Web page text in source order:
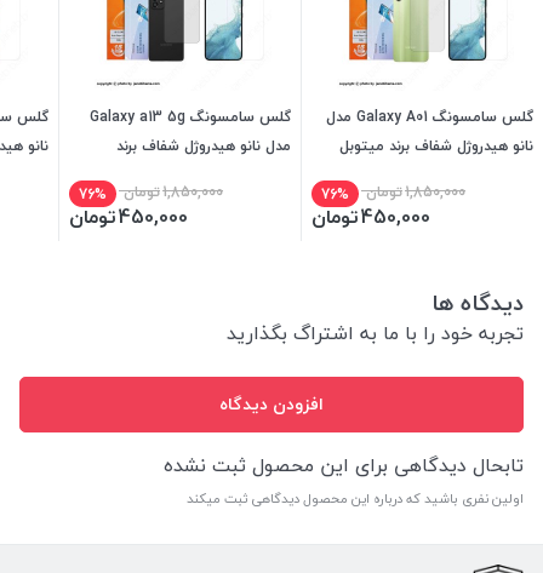
گلس سامسونگ Galaxy A01 مدل
نانو هیدروژل شفاف برند میتوبل
1,850,000تومان 76%
450,000تومان
گلس سامسونگ Galaxy a13 5g
مدل نانو هیدروژل شفاف برند
1,850,000تومان 76%
450,000تومان
نانو
دیدگاه ها
تجربه خود را با ما به اشتراگ بگذارید
افزودن دیدگاه
تابحال دیدگاهی برای این محصول ثبت نشده
اولین نفری باشید که درباره این محصول دیدگاهی ثبت میکند